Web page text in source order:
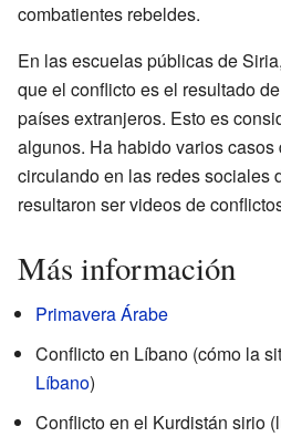
combatientes rebeldes.
En las escuelas públicas de
que el conflicto es el resultado
países extranjeros. Esto es
algunos. Ha habido varios
circulando en las redes sociales
resultaron ser videos de
Más información
Primavera Árabe
Conflicto en Líbano (cómo la
Líbano)
Conflicto en el Kurdistán sirio